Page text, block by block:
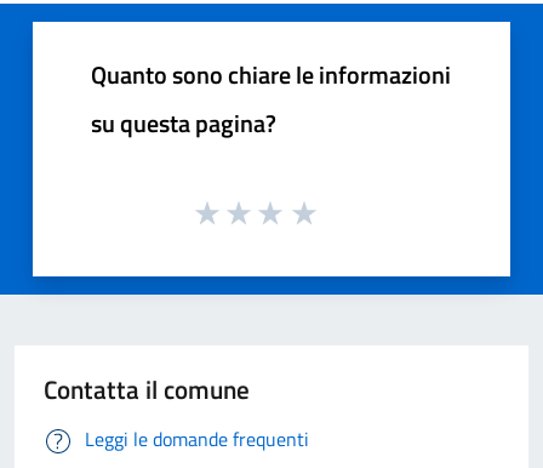
Quanto sono chiare le informazioni
su questa pagina?
Contatta il comune
Leggi le domande frequenti